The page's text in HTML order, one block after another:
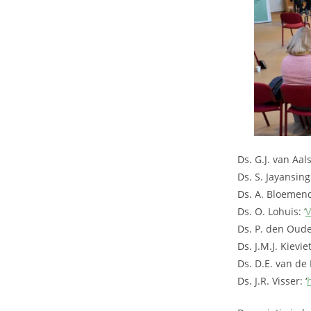
Ds. G.J. van
Ds. S.
Ds. A.
Ds. O. Lohuis: ‘
Ds. P. den
Ds. J.M.J.
Ds. D.E. van de
Ds. J.R. Visser: ‘